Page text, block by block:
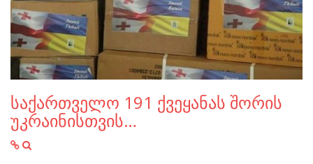
საქართველო 191 ქვეყანას შორის
უკრაინისთვის…